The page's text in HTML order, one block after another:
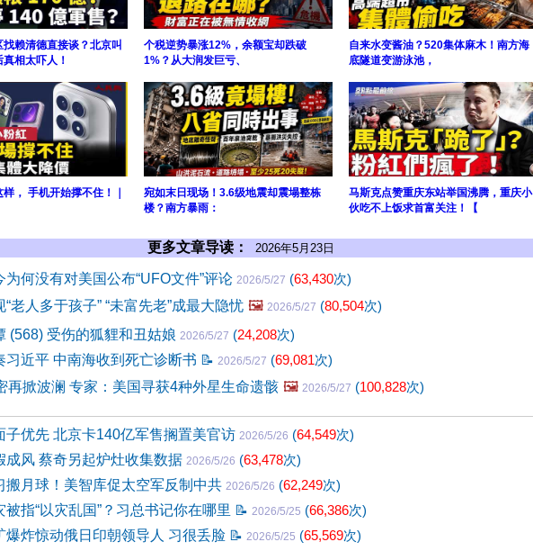
找赖清德直接谈？北京叫
相太吓人！
个税逆势暴涨12%，余额宝却跌破
1%？从大润发巨亏、
自来水变酱油？520集体麻木！南方海
底隧道变游泳池，
， 手机开始撑不住！｜
宛如末日现场！3.6级地震却震塌整栋
楼？南方暴雨：
马斯克点赞重庆东站举国沸腾，重庆小
伙吃不上饭求首富关注！【
更多文章导读： 2026年5月23日
为何没有对美国公布“UFO文件”评论 2026/5/27 (63,430次)
“老人多于孩子” “未富先老”成最大隐忧 🖼️ 2026/5/27 (80,504次)
(568) 受伤的狐貍和丑姑娘 2026/5/27 (24,208次)
习近平 中南海收到死亡诊断书 📝 2026/5/27 (69,081次)
再掀波澜 专家：美国寻获4种外星生命遗骸 🖼️ 2026/5/27 (100,828次)
子优先 北京卡140亿军售搁置美官访 2026/5/26 (64,549次)
成风 蔡奇另起炉灶收集数据 2026/5/26 (63,478次)
搬月球！美智库促太空军反制中共 2026/5/26 (62,249次)
被指“以灾乱国”？习总书记你在哪里 📝 2026/5/25 (66,386次)
爆炸惊动俄日印朝领导人 习很丢脸 📝 2026/5/25 (65,569次)